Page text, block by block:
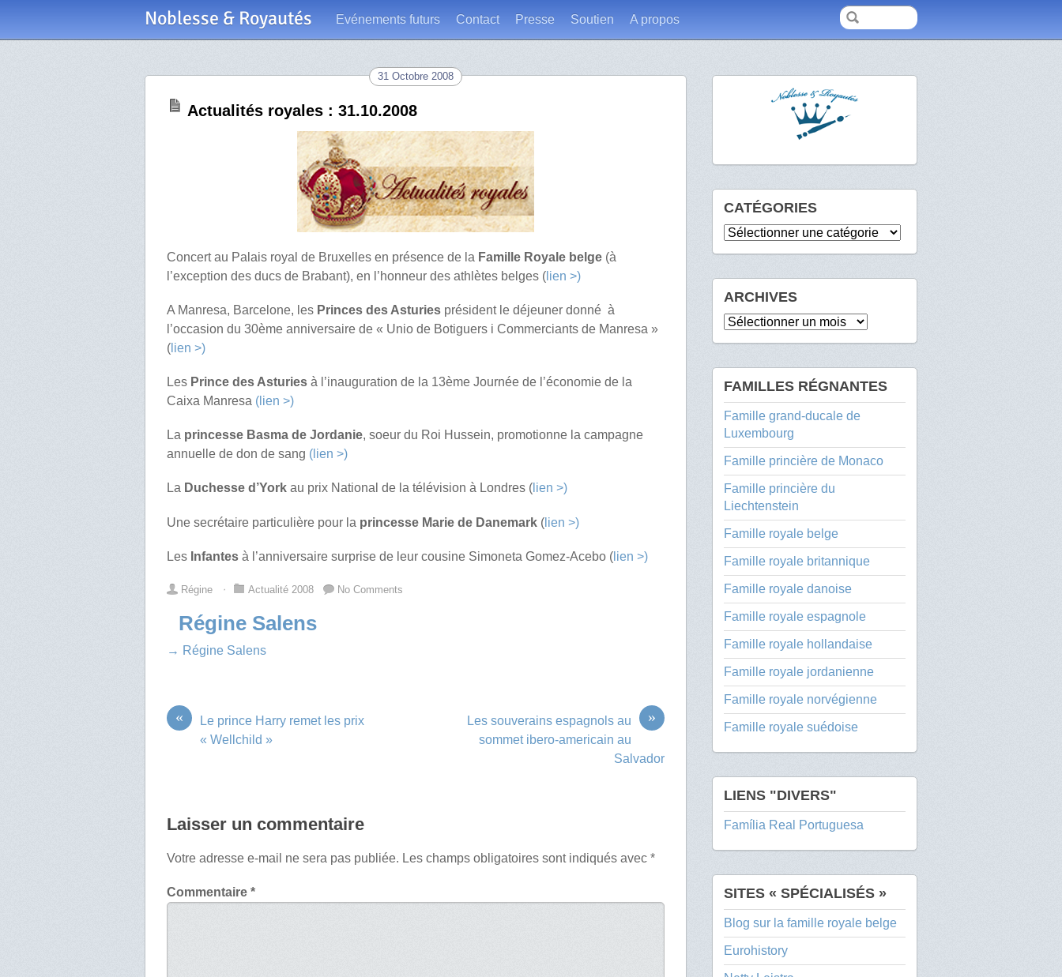
Noblesse & Royautés Evénements futurs Contact Presse Soutien A propos
31 Octobre 2008
Actualités royales : 31.10.2008
Concert au Palais royal de Bruxelles en présence de la Famille Royale belge (à
l’exception des ducs de Brabant), en l’honneur des athlètes belges ( lien >)
A Manresa, Barcelone, les Princes des Asturies président le déjeuner donné à
l’occasion du 30ème anniversaire de « Unio de Botiguers i Commerciants de Manresa »
( lien >)
Les Prince des Asturies à l’inauguration de la 13ème Journée de l’économie de la
Caixa Manresa (lien >)
La princesse Basma de Jordanie, soeur du Roi Hussein, promotionne la campagne
annuelle de don de sang (lien >)
La Duchesse d’York au prix National de la télévision à Londres ( lien >)
Une secrétaire particulière pour la princesse Marie de Danemark ( lien >)
Les Infantes à l’anniversaire surprise de leur cousine Simoneta Gomez-Acebo ( lien >)
Régine ⋅ Actualité 2008 No Comments
Régine Salens
→ Régine Salens
«
Le prince Harry remet les prix
« Wellchild »
»
Les souverains espagnols au
sommet ibero-americain au
Salvador
Laisser un commentaire
Votre adresse e-mail ne sera pas publiée. Les champs obligatoires sont indiqués avec*
Commentaire*
CATÉGORIES
Catégories
ARCHIVES
Archives
FAMILLES RÉGNANTES
Famille grand-ducale de
Luxembourg
Famille princière de Monaco
Famille princière du
Liechtenstein
Famille royale belge
Famille royale britannique
Famille royale danoise
Famille royale espagnole
Famille royale hollandaise
Famille royale jordanienne
Famille royale norvégienne
Famille royale suédoise
LIENS "DIVERS"
Família Real Portuguesa
SITES « SPÉCIALISÉS »
Blog sur la famille royale belge
Eurohistory